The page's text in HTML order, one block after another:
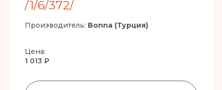
/1/6/372/
Производитель: Bonna (Турция)
Цена:
1 013 ₽